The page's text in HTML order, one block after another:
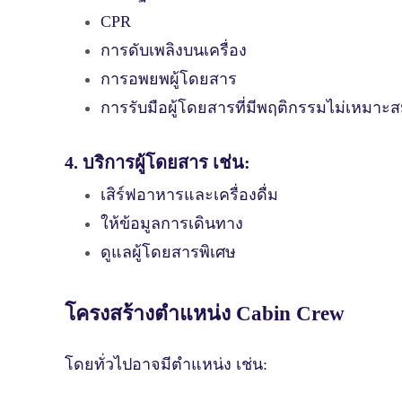
CPR
การดับเพลิงบนเครื่อง
การอพยพผู้โดยสาร
การรับมือผู้โดยสารที่มีพฤติกรรมไม่เหมาะ
4. บริการผู้โดยสาร เช่น:
เสิร์ฟอาหารและเครื่องดื่ม
ให้ข้อมูลการเดินทาง
ดูแลผู้โดยสารพิเศษ
โครงสร้างตำแหน่ง Cabin Crew
โดยทั่วไปอาจมีตำแหน่ง เช่น: